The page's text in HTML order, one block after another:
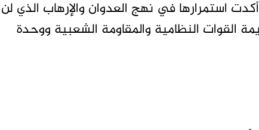
استمرارها في نهج العدوان والإرهاب الذي لن
القوات النظامية والمقاومة الشعبية ووحدة